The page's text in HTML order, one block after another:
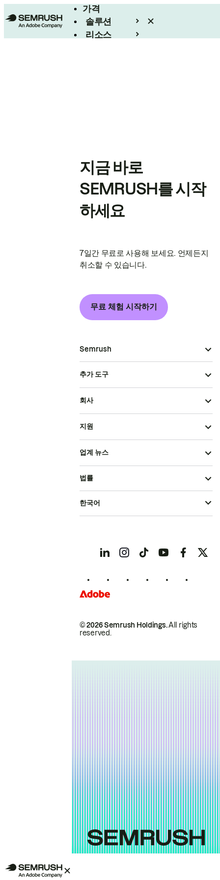
가격
솔루션
리소스
지금 바로
SEMRUSH를 시작
하세요
7일간 무료로 사용해 보세요. 언제든지
취소할 수 있습니다.
무료 체험 시작하기
Semrush
추가 도구
회사
지원
업계 뉴스
© 2026 Semrush Holdings.All rights
reserved.
법률
한국어